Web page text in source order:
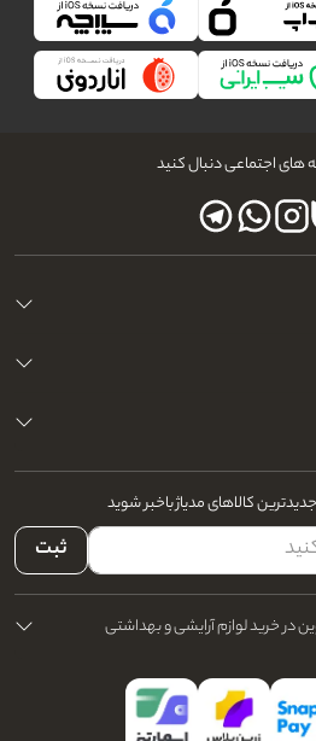
های اجتماعی دنبال کنید
کالاهای مدیاژ باخبر شوید
ثبت
در خرید لوازم آرایشی و بهداشتی